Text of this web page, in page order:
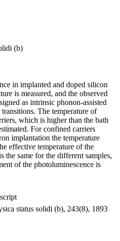
(b)
in implanted and doped silicon
is measured, and the observed
as intrinsic phonon-assisted
The temperature of
which is higher than the bath
For confined carriers
implantation the temperature
effective temperature of the
the same for the different samples,
of the photoluminescence is
status solidi (b), 243(8), 1893